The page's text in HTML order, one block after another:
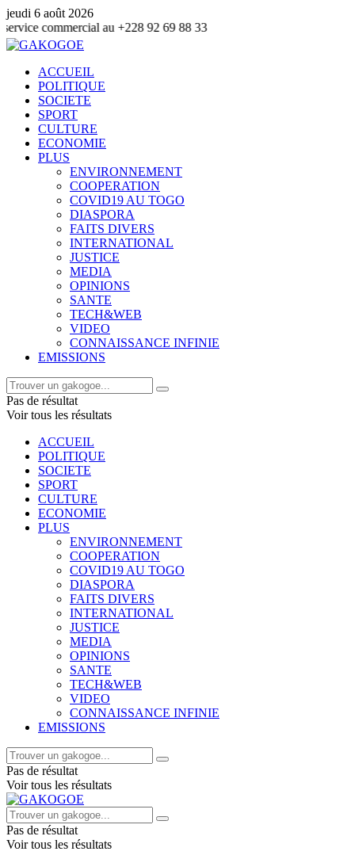
jeudi 6 août 2026
au +228 92 69 88 33
ACCUEIL
POLITIQUE
SOCIETE
SPORT
CULTURE
ECONOMIE
PLUS
ENVIRONNEMENT
COOPERATION
COVID19 AU TOGO
DIASPORA
FAITS DIVERS
INTERNATIONAL
JUSTICE
MEDIA
OPINIONS
SANTE
TECH&WEB
VIDEO
CONNAISSANCE INFINIE
EMISSIONS
Pas de résultat
Voir tous les résultats
ACCUEIL
POLITIQUE
SOCIETE
SPORT
CULTURE
ECONOMIE
PLUS
ENVIRONNEMENT
COOPERATION
COVID19 AU TOGO
DIASPORA
FAITS DIVERS
INTERNATIONAL
JUSTICE
MEDIA
OPINIONS
SANTE
TECH&WEB
VIDEO
CONNAISSANCE INFINIE
EMISSIONS
Pas de résultat
Voir tous les résultats
Pas de résultat
Voir tous les résultats